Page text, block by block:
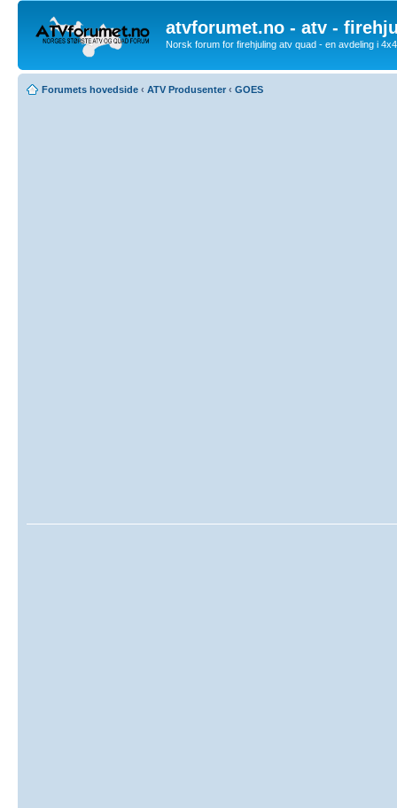
atvforumet.no - atv -
Norsk forum for firehjuling atv quad - en avdeling i
Forumets hovedside ‹ ATV Produsenter ‹ GOES